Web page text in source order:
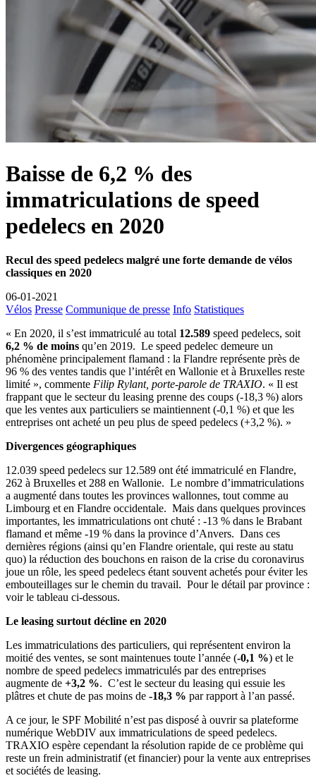
Baisse de 6,2 % des
immatriculations de speed
pedelecs en 2020
Recul des speed pedelecs malgré une forte demande de vélos
classiques en 2020
06-01-2021
Vélos Presse Communique de presse Info Statistiques
« En 2020, il s’est immatriculé au total 12.589 speed pedelecs, soit
6,2 % de moins qu’en 2019. Le speed pedelec demeure un
phénomène principalement flamand : la Flandre représente près de
96 % des ventes tandis que l’intérêt en Wallonie et à Bruxelles reste
limité », commente Filip Rylant, porte-parole de TRAXIO. « Il est
frappant que le secteur du leasing prenne des coups (-18,3 %) alors
que les ventes aux particuliers se maintiennent (-0,1 %) et que les
entreprises ont acheté un peu plus de speed pedelecs (+3,2 %). »
Divergences géographiques
12.039 speed pedelecs sur 12.589 ont été immatriculé en Flandre,
262 à Bruxelles et 288 en Wallonie. Le nombre d’immatriculations
a augmenté dans toutes les provinces wallonnes, tout comme au
Limbourg et en Flandre occidentale. Mais dans quelques provinces
importantes, les immatriculations ont chuté : -13 % dans le Brabant
flamand et même -19 % dans la province d’Anvers. Dans ces
dernières régions (ainsi qu’en Flandre orientale, qui reste au statu
quo) la réduction des bouchons en raison de la crise du coronavirus
joue un rôle, les speed pedelecs étant souvent achetés pour éviter les
embouteillages sur le chemin du travail. Pour le détail par province :
voir le tableau ci-dessous.
Le leasing surtout décline en 2020
Les immatriculations des particuliers, qui représentent environ la
moitié des ventes, se sont maintenues toute l’année (-0,1 %) et le
nombre de speed pedelecs immatriculés par des entreprises
augmente de +3,2 %. C’est le secteur du leasing qui essuie les
plâtres et chute de pas moins de -18,3 % par rapport à l’an passé.
A ce jour, le SPF Mobilité n’est pas disposé à ouvrir sa plateforme
numérique WebDIV aux immatriculations de speed pedelecs.
TRAXIO espère cependant la résolution rapide de ce problème qui
reste un frein administratif (et financier) pour la vente aux entreprises
et sociétés de leasing.